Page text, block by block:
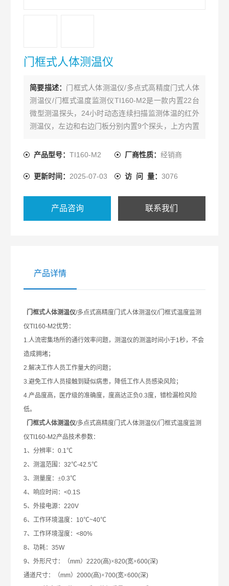
门框式人体测温仪
简要描述： 门框式人体测温仪/多点式高精度门式人体
测温仪/门框式温度监测仪TI160-M2是一款内置22台
微型测温探头，24小时动态连续扫描监测体温的红外
测温仪，左边和右边门板分别内置9个探头，上方内置
监测仪一直在自动扫描测量通行的人的体温，以此替
产品型号：TI160-M2 厂商性质： 经销商
更新时间： 2025-07-03 访 问 量： 3076
产品咨询 联系我们
产品详情
门框式人体测温仪/多点式高精度门式人体测温仪/门框式温度监测
仪TI160-M2优势：
1.人流密集场所的通行效率问题，测温仪的测温时间小于1秒，不会
造成拥堵；
2.解决工作人员工作量大的问题；
3.避免工作人员接触到疑似病患，降低工作人员感染风险；
4.产品度高，医疗级的准确度，度高达正负0.3度，错检漏检风险
低。
门框式人体测温仪/多点式高精度门式人体测温仪/门框式温度监测
仪TI160-M2产品技术参数：
1、分辨率：0.1℃
2、测温范围：32℃-42.5℃
3、测量度：±0.3℃
4、响应时间：<0.1S
5、外接电源：220V
6、工作环境温度： 10℃~40℃
7、工作环境湿度：<80%
8、功耗：35W
9、外形尺寸：（mm）2220(高)×820(宽×600(深)
通道尺寸：（mm）2000(高)×700(宽×600(深)